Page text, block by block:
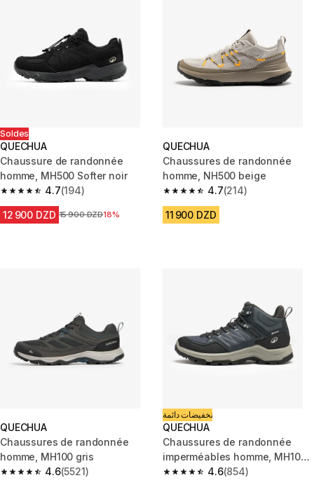
Soldes
QUECHUA
Chaussure de randonnée
homme, MH500 Softer noir
4.7
4.7 out of 5 stars from 194 reviews
(194)
12 900 DZD Prix avant la réduction
15 900 DZD18%
QUECHUA
Chaussures de randonnée
homme, NH500 beige
4.7
4.7 out of 5 stars from 214
(214)
11 900 DZD
QUECHUA
Chaussures de randonnée
homme, MH100 gris
4.6
4.6 out of 5 stars from 5521 reviews
(5521)
تخفيضات دائمة
QUECHUA
Chaussures de randonnée
imperméables homme, MH100
gris
4.6
4.6 out of 5 stars from 854
(854)